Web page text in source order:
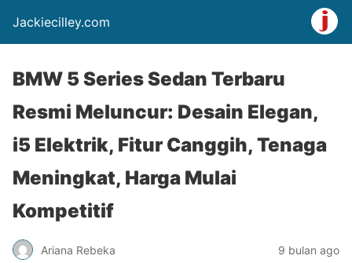
Jackiecilley.com
BMW 5 Series Sedan Terbaru
Resmi Meluncur: Desain Elegan,
i5 Elektrik, Fitur Canggih, Tenaga
Meningkat, Harga Mulai
Kompetitif
Ariana Rebeka 9 bulan ago